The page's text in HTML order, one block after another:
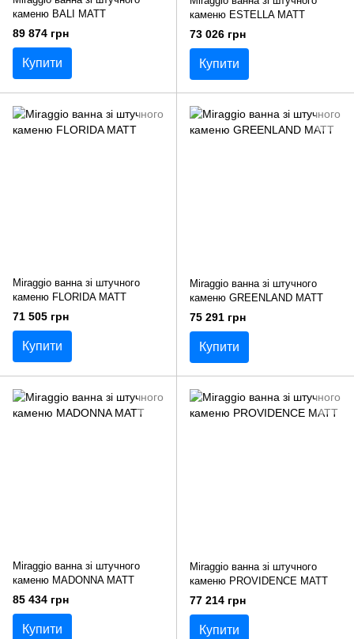
каменю BALI MATT
89 874 грн
Купити
каменю ESTELLA MATT
73 026 грн
Купити
Miraggio ванна зі штучного
каменю FLORIDA MATT
71 505 грн
Купити
Miraggio ванна зі штучного
каменю GREENLAND MATT
75 291 грн
Купити
Miraggio ванна зі штучного
каменю MADONNA MATT
85 434 грн
Купити
Miraggio ванна зі штучного
каменю PROVIDENCE MATT
77 214 грн
Купити